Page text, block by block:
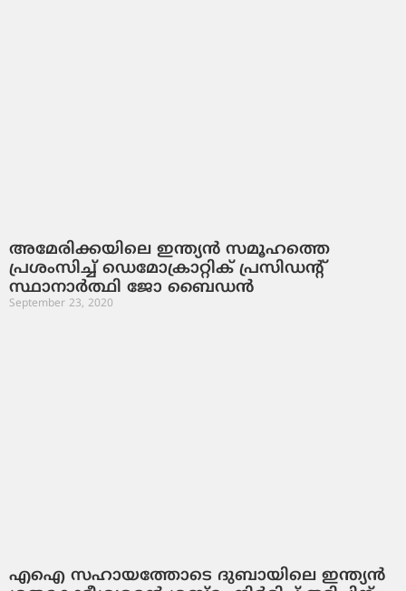
അമേരിക്കയിലെ ഇന്ത്യന്‍ സമൂഹത്തെ
പ്രശംസിച്ച് ഡെമോക്രാറ്റിക് പ്രസിഡന്റ്
സ്ഥാനാര്‍ത്ഥി ജോ ബൈഡന്‍
September 23, 2020
എഐ സഹായത്തോടെ ദുബായിലെ ഇന്ത്യൻ